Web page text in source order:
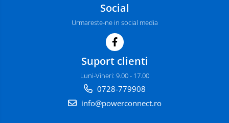
Social
Urmareste-ne in social media
Suport clienti
Luni-Vineri: 9.00 - 17.00
0728-779908
info@powerconnect.ro